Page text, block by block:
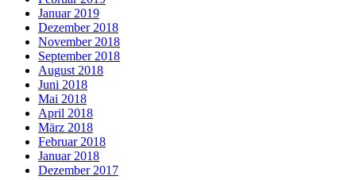
Januar 2019
Dezember 2018
November 2018
September 2018
August 2018
Juni 2018
Mai 2018
April 2018
März 2018
Februar 2018
Januar 2018
Dezember 2017